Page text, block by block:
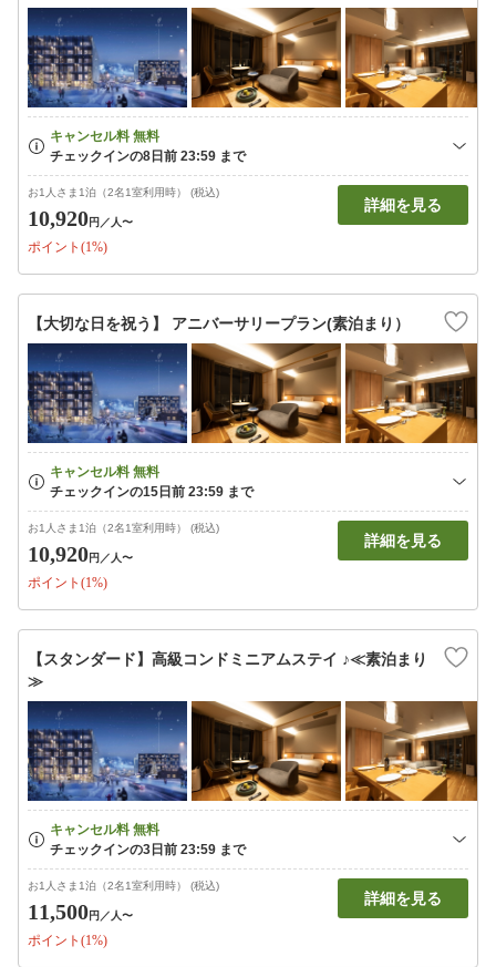
お1人さま1泊（2名1室利用時） (税込)
10,920円 ／人〜
ポイント(1%)
詳細を見る
【大切な日を祝う】 アニバーサリープラン(素泊まり）
お1人さま1泊（2名1室利用時） (税込)
10,920円 ／人〜
ポイント(1%)
詳細を見る
【スタンダード】高級コンドミニアムステイ ♪≪素泊まり
≫
お1人さま1泊（2名1室利用時） (税込)
11,500円 ／人〜
ポイント(1%)
詳細を見る